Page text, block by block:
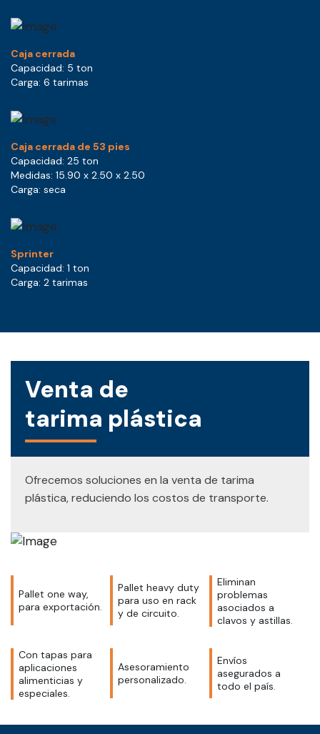
Caja cerrada
Capacidad: 5 ton
Carga: 6 tarimas
Caja cerrada de 53 pies
Capacidad: 25 ton
Medidas: 15.90 x 2.50 x 2.50
Carga: seca
Sprinter
Capacidad: 1 ton
Carga: 2 tarimas
Venta de
tarima plástica
Ofrecemos soluciones en la venta de tarima
plástica, reduciendo los costos de transporte.
Pallet one way,
para exportación.
Pallet heavy duty
para uso en rack
y de circuito.
Eliminan
problemas
asociados a
clavos y astillas.
Con tapas para
aplicaciones
alimenticias y
especiales.
Asesoramiento
personalizado.
Envíos
asegurados a
todo el país.